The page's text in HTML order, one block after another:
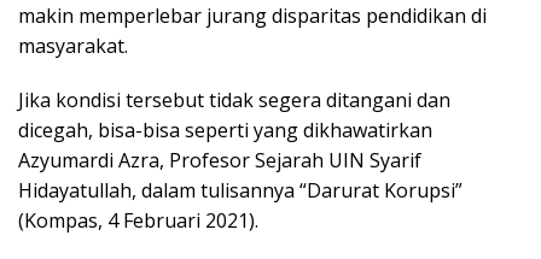
makin memperlebar jurang disparitas pendidikan di
masyarakat.
Jika kondisi tersebut tidak segera ditangani dan
dicegah, bisa-bisa seperti yang dikhawatirkan
Azyumardi Azra, Profesor Sejarah UIN Syarif
Hidayatullah, dalam tulisannya “Darurat Korupsi”
(Kompas, 4 Februari 2021).